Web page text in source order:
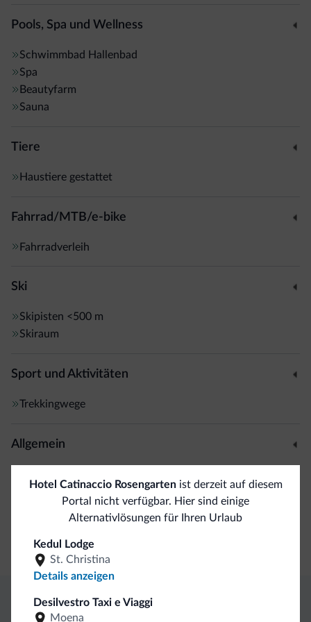
Pools, Spa und Wellness
Schwimmbad Hallenbad
Spa
Beautyfarm
Sauna
Tiere
Haustiere gestattet
Fahrrad/MTB/e-bike
Fahrradverleih
Ski
Skipisten <500 m
Skiraum
Sport und Aktivitäten
Trekkingwege
Allgemein
Kongresshalle
Hotel Catinaccio Rosengartenist derzeit auf diesem
Portal nicht verfügbar. Hier sind einige
Alternativlösungen für Ihren Urlaub
Kedul Lodge
St. Christina
Details anzeigen
Desilvestro Taxi e Viaggi
Moena